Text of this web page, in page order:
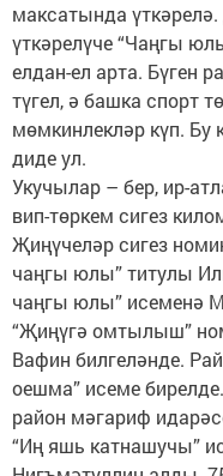
максатында
үткәрелүче “Чаңгы
елдан-ел арта. Бүген
түгел, ә башка спорт
мөмкинлекләр күп. Бу
диде ул.
Укучылар – бер, ир-
вип-төркем сигез
Җиңүчеләр сигез
чаңгы юлы” титулы
чаңгы юлы” исеменә
“Җиңүгә омтылыш”
Вафин билгеләнде.
оешма” исеме
район мәгариф
“Иң яшь катнашучы”